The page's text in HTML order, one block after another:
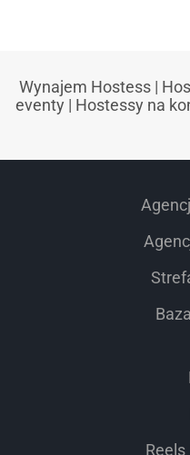
Wynajem Hostess|
eventy | Hostessy na
Reels